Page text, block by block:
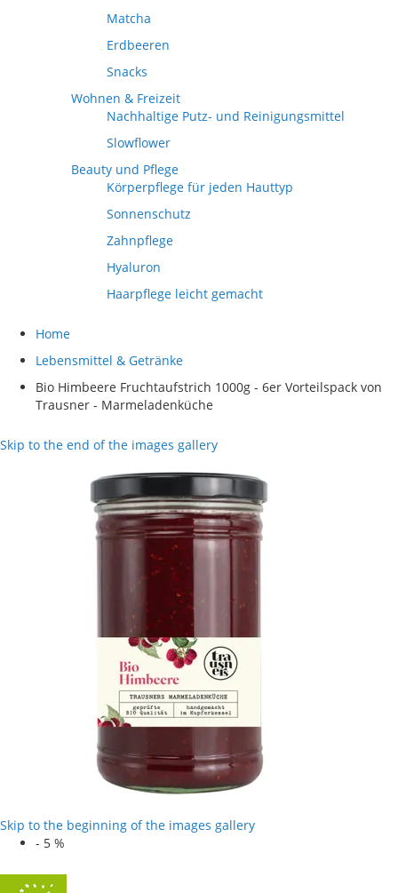
Matcha
Erdbeeren
Snacks
Wohnen & Freizeit
Nachhaltige Putz- und Reinigungsmittel
Slowflower
Beauty und Pflege
Körperpflege für jeden Hauttyp
Sonnenschutz
Zahnpflege
Hyaluron
Haarpflege leicht gemacht
Home
Lebensmittel & Getränke
Bio Himbeere Fruchtaufstrich 1000g - 6er Vorteilspack von
Trausner - Marmeladenküche
Skip to the end of the images gallery
Skip to the beginning of the images gallery
- 5 %